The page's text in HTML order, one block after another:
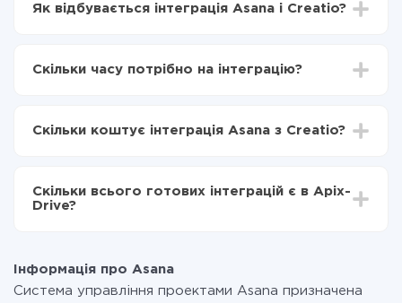
Як відбувається інтеграція Asana і Creatio?
Вибираєте які дані передавати з Asana в Creatio
Asana в Creatio
Скільки часу потрібно на інтеграцію?
становити від 5-ти до 30-хвилин. У середньому
Скільки коштує інтеграція Asana з Creatio?
Ви оплачуєте лише кількість даних, які за фактом
передаються з однієї вашої системи в іншу через
при необхідності. Детальніше про
Скільки всього готових інтеграцій є в Apix-
Drive?
Інформація про Asana
Система управління проектами Asana призначена